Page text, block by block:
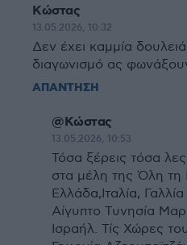
Κώστας
13.05.2026, 10:32
Δεν έχει καμμία
διαγωνισμό ας
ΑΠΑΝΤΗΣΗ
@Κώστας
13.05.2026, 10:53
Τόσα ξέρεις τόσα
στα μέλη της Όλη τη
Ελλάδα,Ιταλία,
Αίγυπτο Τυνησία
Ισραήλ. Τίς Χώρες